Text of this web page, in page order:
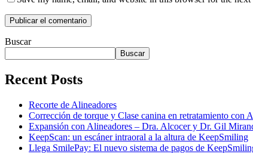
Buscar
Buscar
Recent Posts
Recorte de Alineadores
Corrección de torque y Clase canina en retratamiento con
Expansión con Alineadores – Dra. Alcocer y Dr. Gil
KeepScan: un escáner intraoral a la altura de KeepSmiling
Llega SmilePay: El nuevo sistema de pagos de